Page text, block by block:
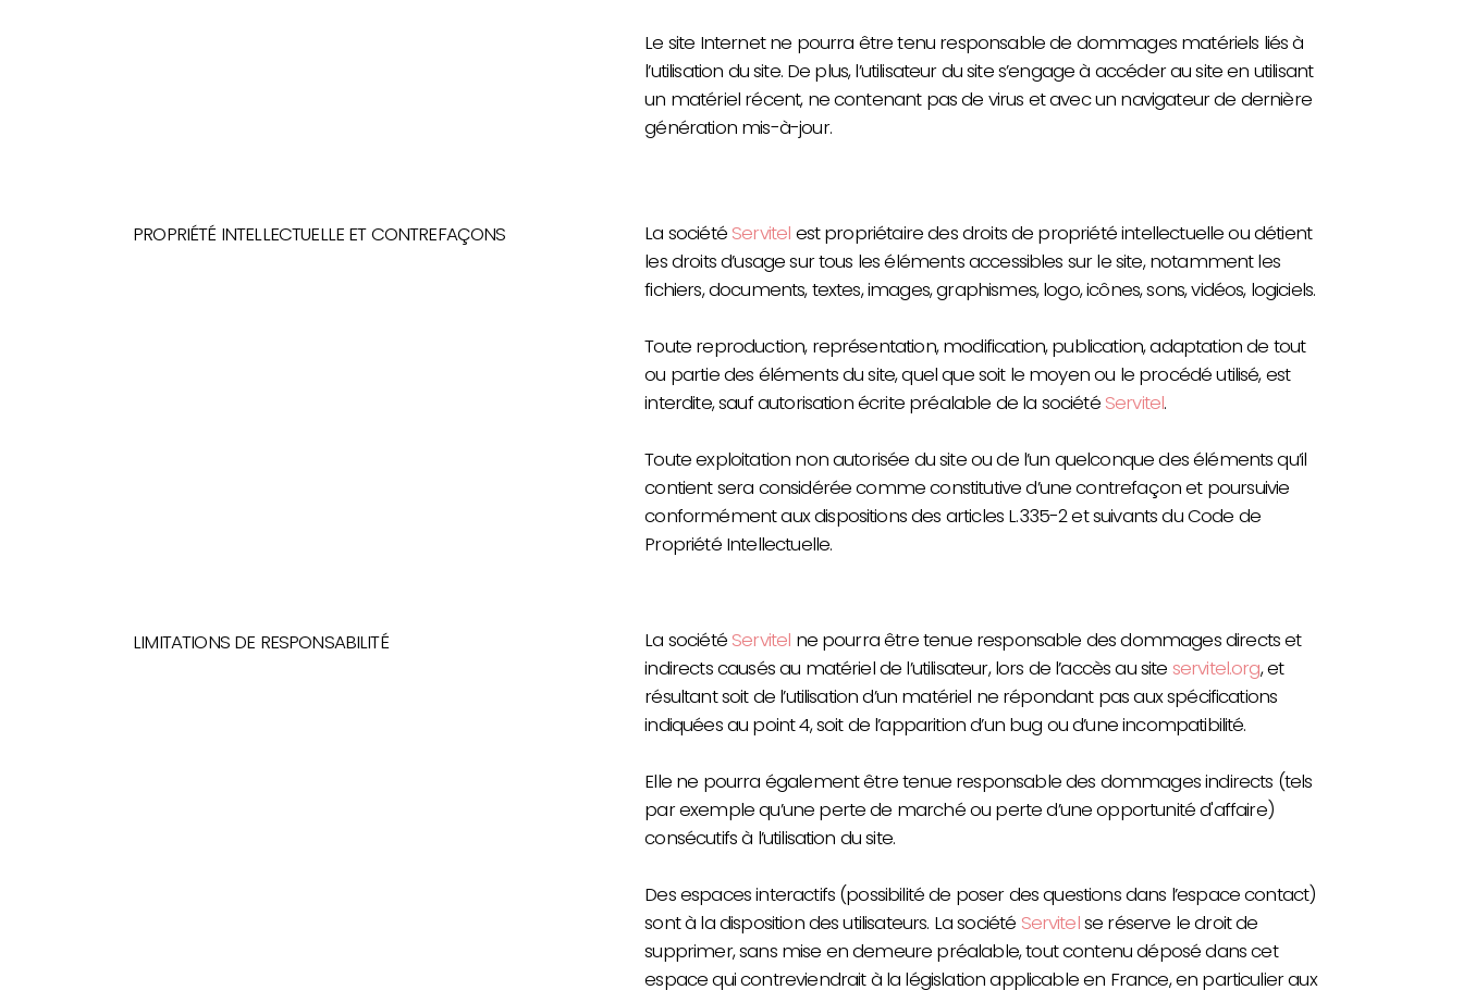
Le site Internet ne pourra être tenu responsable de dommages matériels liés à
l’utilisation du site. De plus, l’utilisateur du site s’engage à accéder au site en utilisant
un matériel récent, ne contenant pas de virus et avec un navigateur de dernière
génération mis-à-jour.
PROPRIÉTÉ INTELLECTUELLE ET CONTREFAÇONS La société Servitel est propriétaire des droits de propriété intellectuelle ou détient
les droits d’usage sur tous les éléments accessibles sur le site, notamment les
fichiers, documents, textes, images, graphismes, logo, icônes, sons, vidéos, logiciels.
Toute reproduction, représentation, modification, publication, adaptation de tout
ou partie des éléments du site, quel que soit le moyen ou le procédé utilisé, est
interdite, sauf autorisation écrite préalable de la société Servitel.
Toute exploitation non autorisée du site ou de l’un quelconque des éléments qu’il
contient sera considérée comme constitutive d’une contrefaçon et poursuivie
conformément aux dispositions des articles L.335-2 et suivants du Code de
Propriété Intellectuelle.
LIMITATIONS DE RESPONSABILITÉ La société Servitel ne pourra être tenue responsable des dommages directs et
indirects causés au matériel de l’utilisateur, lors de l’accès au site servitel.org, et
résultant soit de l’utilisation d’un matériel ne répondant pas aux spécifications
indiquées au point 4, soit de l’apparition d’un bug ou d’une incompatibilité.
Elle ne pourra également être tenue responsable des dommages indirects (tels
par exemple qu’une perte de marché ou perte d’une opportunité d'affaire)
consécutifs à l’utilisation du site.
Des espaces interactifs (possibilité de poser des questions dans l’espace contact)
sont à la disposition des utilisateurs. La société Servitelse réserve le droit de
supprimer, sans mise en demeure préalable, tout contenu déposé dans cet
espace qui contreviendrait à la législation applicable en France, en particulier aux